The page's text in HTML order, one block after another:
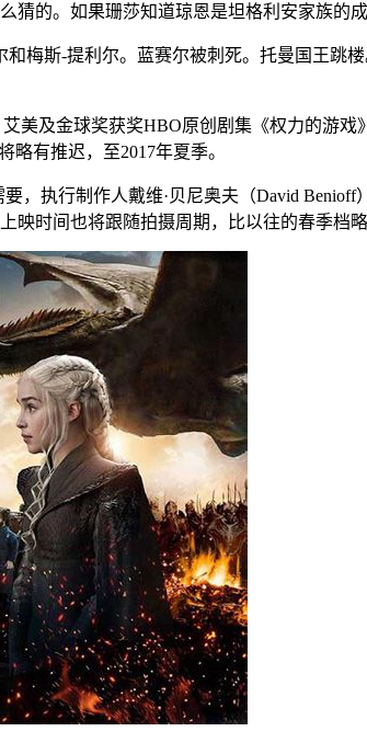
的。如果珊莎知道琼恩是坦格利安家族的成
梅斯-提利尔。蓝赛尔被刺死。托曼国王
艾美及金球奖获奖HBO原创剧集《权力的游
有推迟，至2017年夏季。
要，执行制作人戴维·贝尼奥夫（David Benioff
映时间也将跟随拍摄周期，比以往的春季档